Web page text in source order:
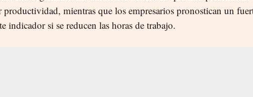
mientras que los empresarios pronostican un
indicador si se reducen las horas de trabajo.